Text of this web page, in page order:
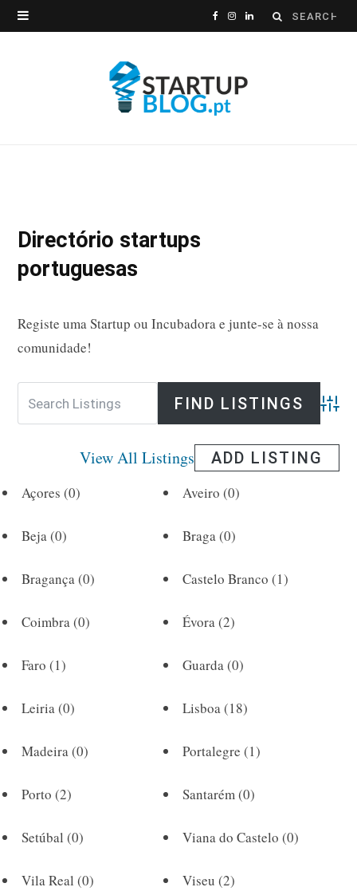
Search
F
c
e
I
s
L
Directório startups
portuguesas
Registe uma Startup ou Incubadora e junte-se à nossa
comunidade!
View All Listings ADD LISTING
Açores (0) Aveiro (0)
Beja(0) Braga(0)
Bragança(0) Castelo Branco (1)
Coimbra(0) Évora(2)
Faro (1) Guarda(0)
Leiria(0) Lisboa(18)
Madeira(0) Portalegre (1)
Porto (2) Santarém(0)
Setúbal (0) Viana do Castelo (0)
Vila Real (0) Viseu (2)